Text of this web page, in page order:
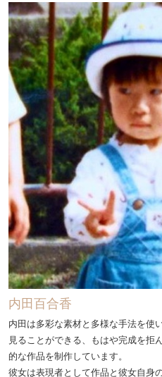
内田百合香
内田は多彩な素材と多様な手法を使
見ることができる、もはや完成を拒
的な作品を制作しています。
彼女は表現者として作品と彼女自身